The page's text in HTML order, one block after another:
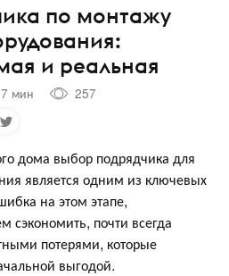
по монтажу
и реальная
мин
257
дома выбор подрядчика для
является одним из ключевых
на этом этапе,
сэкономить, почти всегда
потерями, которые
выгодой.